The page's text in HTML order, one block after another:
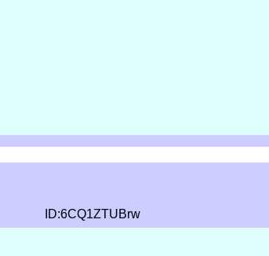
ID:6CQ1ZTUBrw